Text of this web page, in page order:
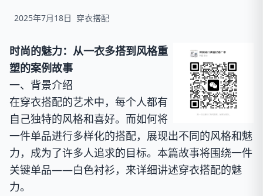
2025年7月18日 穿衣搭配
时尚的魅力：从一衣多搭到风格重
塑的案例故事
一、背景介绍
在穿衣搭配的艺术中，每个人都有
自己独特的风格和喜好。而如何将
一件单品进行多样化的搭配，展现出不同的风格和魅
力，成为了许多人追求的目标。本篇故事将围绕一件
关键单品——白色衬衫，来详细讲述穿衣搭配的魅
力。